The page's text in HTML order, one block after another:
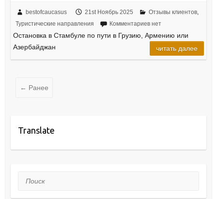
bestofcaucasus 21st Ноябрь 2025 Отзывы клиентов,
Туристические направления
Комментариев нет
Остановка в Стамбуле по пути в Грузию, Армению или
Азербайджан
читать далее
← Ранее
Translate
Поиск